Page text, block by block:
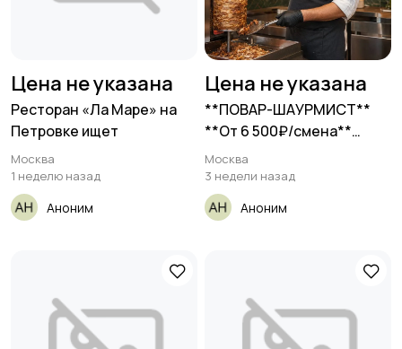
Цена не указана
Ресторан «Ла Маре» на
Петровке ищет
Москва
1 неделю назад
Аноним
Цена не указана
**ПОВАР-ШАУРМИСТ**
**От 6 500₽/смена**
__Кафе-корнер турецкой
Москва
3 недели назад
Аноним